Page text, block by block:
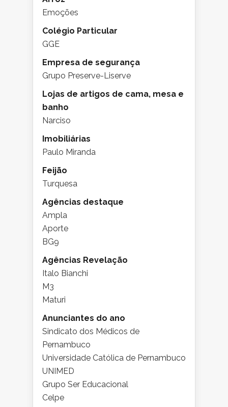
Emoções
Colégio Particular
GGE
Empresa de segurança
Grupo Preserve-Liserve
Lojas de artigos de cama, mesa e
banho
Narciso
Imobiliárias
Paulo Miranda
Feijão
Turquesa
Agências destaque
Ampla
Aporte
BG9
Agências Revelação
Italo Bianchi
M3
Maturi
Anunciantes do ano
Sindicato dos Médicos de
Pernambuco
Universidade Católica de Pernambuco
UNIMED
Grupo Ser Educacional
Celpe